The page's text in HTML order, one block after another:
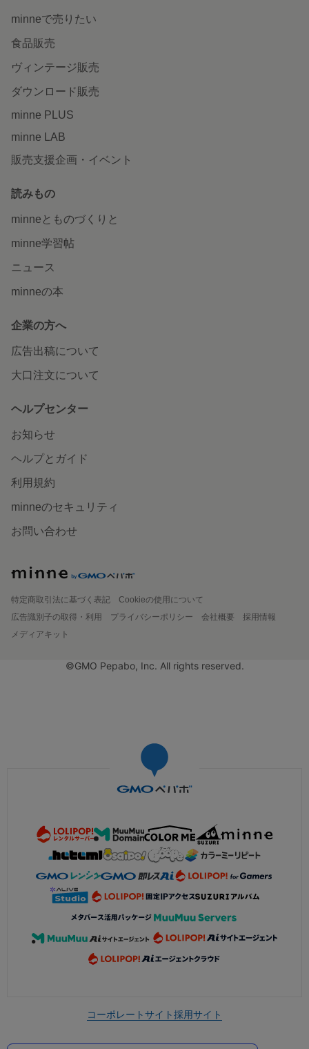
minneで売りたい
食品販売
ヴィンテージ販売
ダウンロード販売
minne PLUS
minne LAB
販売支援企画・イベント
読みもの
minneとものづくりと
minne学習帖
ニュース
minneの本
企業の方へ
広告出稿について
大口注文について
ヘルプセンター
お知らせ
ヘルプとガイド
利用規約
minneのセキュリティ
お問い合わせ
特定商取引法に基づく表記
Cookieの使用について
広告識別子の取得・利用
プライバシーポリシー 会社概要
採用情報
メディアキット
©GMO Pepabo, Inc. All rights reserved.
コーポレートサイト採用サイト